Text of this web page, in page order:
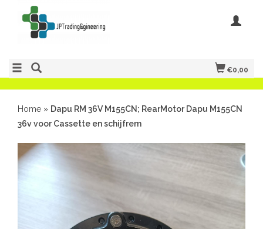
€0,00
Home » Dapu RM 36V M155CN; RearMotor Dapu M155CN
36v voor Cassette en schijfrem